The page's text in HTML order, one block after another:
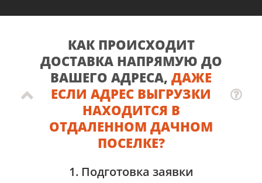
КАК ПРОИСХОДИТ
ДОСТАВКА НАПРЯМУЮ ДО
ВАШЕГО АДРЕСА, ДАЖЕ
ЕСЛИ АДРЕС ВЫГРУЗКИ
НАХОДИТСЯ В
ОТДАЛЕННОМ ДАЧНОМ
ПОСЕЛКЕ?
1. Подготовка заявки